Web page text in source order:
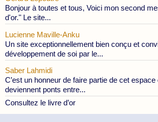
Bonjour à toutes et tous, Voici mon second
d'or." Le site...
Lucienne Maville-Anku
Un site exceptionnellement bien conçu et
développement de soi par le...
Saber Lahmidi
C’est un honneur de faire partie de cet
deviennent ponts entre...
Consultez le livre d’or